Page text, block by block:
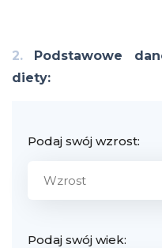
2. Podstawowe
diety:
Podaj swój wzrost:
Podaj swój wiek: